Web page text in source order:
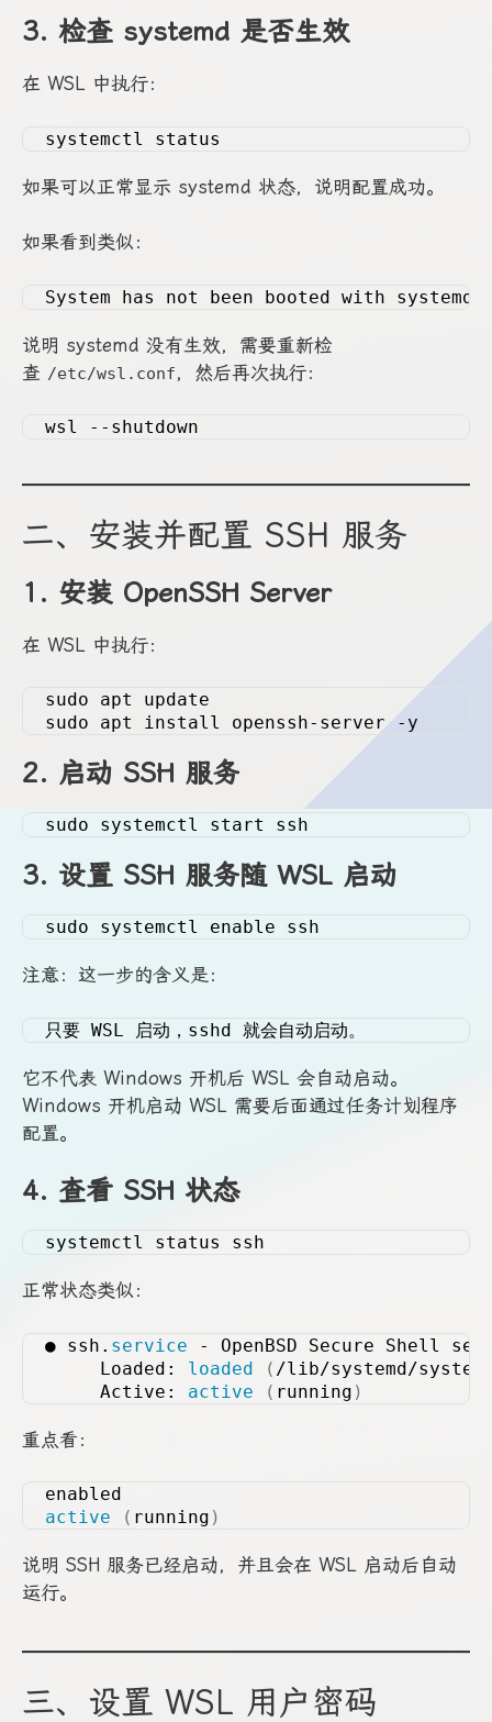
3. 检查 systemd 是否生效
在 WSL 中执行：
systemctl status
如果可以正常显示 systemd 状态，说明配置成功。
如果看到类似：
System has not been booted with systemd
说明 systemd 没有生效，需要重新检
查 /etc/wsl.conf，然后再次执行：
wsl --shutdown
二、安装并配置 SSH 服务
1. 安装 OpenSSH Server
在 WSL 中执行：
sudo apt update
sudo apt install openssh-server -y
2. 启动 SSH 服务
sudo systemctl start ssh
3. 设置 SSH 服务随 WSL 启动
sudo systemctl enable ssh
注意：这一步的含义是：
只要 WSL 启动，sshd 就会自动启动。
它不代表 Windows 开机后 WSL 会自动启动。
Windows 开机启动 WSL 需要后面通过任务计划程序
配置。
4. 查看 SSH 状态
systemctl status ssh
正常状态类似：
● ssh. service - OpenBSD Secure Shell
     Loaded:
loaded ( /lib/systemd/
     Active:
active ( running )
重点看：
enabled
active
( running )
说明 SSH 服务已经启动，并且会在 WSL 启动后自动
运行。
三、设置 WSL 用户密码